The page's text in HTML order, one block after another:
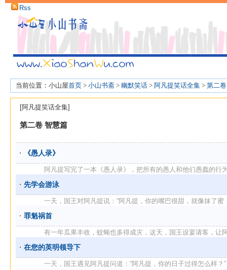
Rss
当前位置：小山屋首页 > 小山书斋 > 幽默笑话 > 阿凡提笑话全集 > 第二
[阿凡提笑话全集]
第二卷 智慧篇
《愚人录》
阿凡提写完了一本《愚人录》，把所有的愚人和他们愚蠢的行
先学会游泳
一天，国王对阿凡提说：“阿凡提，你的嘴巴很甜，就像抹了蜜
罪魁祸首
有一年瓜果丰收，蚊蝇也多得成灾，这天，国王设宴请客，让
在您的英明领导下
一天，国王遇见阿凡提问道：“阿凡提，你的日子过得怎么